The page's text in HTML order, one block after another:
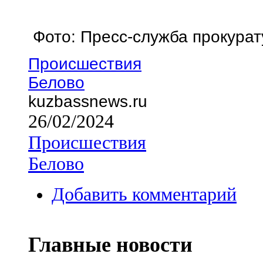
Фото: Пресс-служба
Происшествия
Белово
kuzbassnews.ru
26/02/2024
Происшествия
Белово
Добавить комментарий
Главные новости